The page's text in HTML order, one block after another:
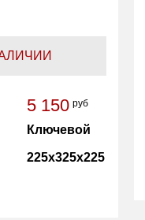
5 150 руб
Ключевой
225x325x225